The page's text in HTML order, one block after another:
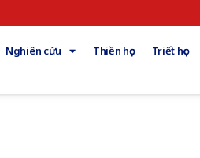
Nghiên cứu Thiền học Triết học